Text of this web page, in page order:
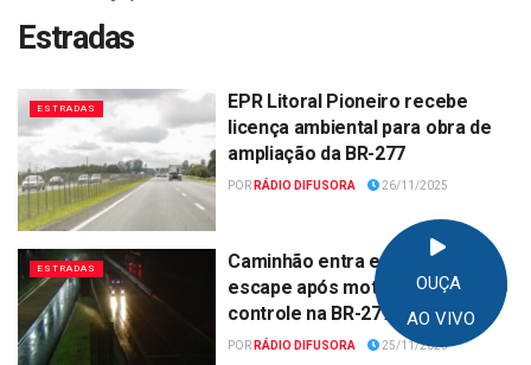
OUÇA
AO VIVO
Estradas
ESTRADAS
EPR Litoral Pioneiro recebe
licença ambiental para obra de
ampliação da BR-277
POR RÁDIO DIFUSORA 26/11/2025
ESTRADAS
Caminhão entra em área de
escape após motorista perder o
controle na BR-277
POR RÁDIO DIFUSORA 25/11/2025